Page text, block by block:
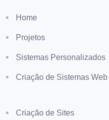
Home
Projetos
Sistemas Personalizados
Criação de Sistemas Web
Criação de Sites